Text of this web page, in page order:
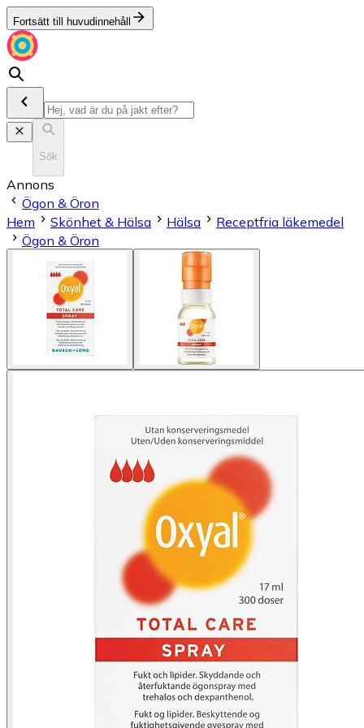
Fortsätt till huvudinnehåll
Sök
Annons
Ögon & Öron
Hem
Skönhet & Hälsa Hälsa
Receptfria läkemedel
Ögon & Öron